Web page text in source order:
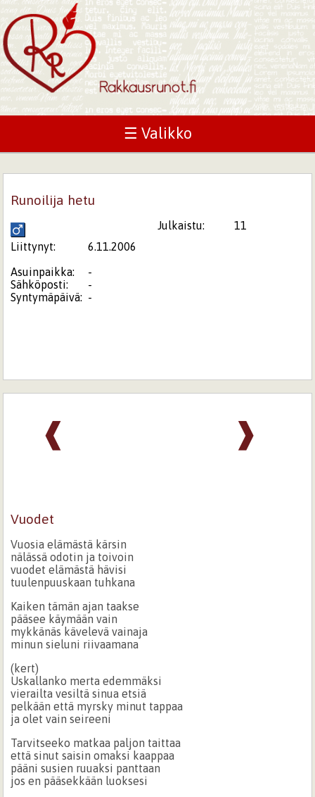
☰ Valikko
Runoilija hetu
Julkaistu:
11
Liittynyt:
6.11.2006
Asuinpaikka:
-
Sähköposti:
-
Syntymäpäivä: -
❱
❰
Vuodet
Vuosia elämästä kärsin
nälässä odotin ja toivoin
vuodet elämästä hävisi
tuulenpuuskaan tuhkana
Kaiken tämän ajan taakse
pääsee käymään vain
mykkänäs kävelevä vainaja
minun sieluni riivaamana
(kert)
Uskallanko merta edemmäksi
vierailta vesiltä sinua etsiä
pelkään että myrsky minut tappaa
ja olet vain seireeni
Tarvitseeko matkaa paljon taittaa
että sinut saisin omaksi kaappaa
pääni susien ruuaksi panttaan
jos en pääsekkään luoksesi